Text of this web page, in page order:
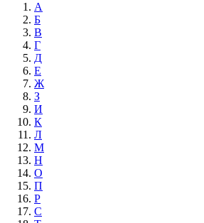
А
Б
В
Г
Д
Е
Ж
З
И
К
Л
М
Н
О
П
Р
С